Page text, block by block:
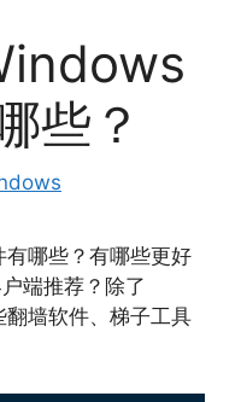
些？
哪些？有哪些更好
端推荐？除了
墙软件、梯子工具